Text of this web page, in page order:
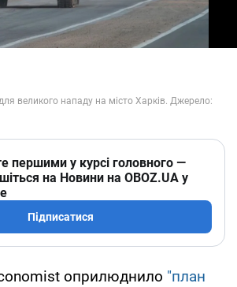
першими у курсі головного —
на Новини на OBOZ.UA у
Підписатися
оприлюднило "план